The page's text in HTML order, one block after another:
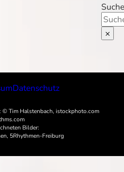
×
Datenschutz
© Tim Halstenbach, istockphoto.com
Bilder:
5Rhythmen-Freiburg